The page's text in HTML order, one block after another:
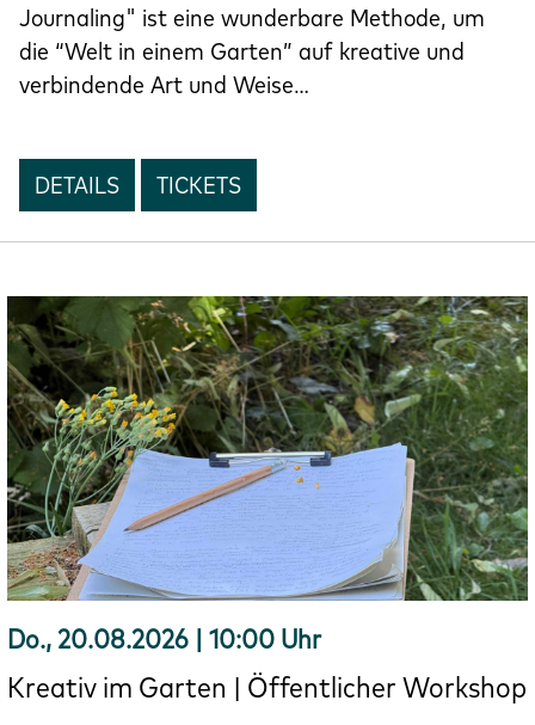
Journaling" ist eine wunderbare Methode, um
die “Welt in einem Garten” auf kreative und
verbindende Art und Weise…
DETAILS TICKETS
Do., 20.08.2026 | 10:00 Uhr
Kreativ im Garten | Öffentlicher Workshop